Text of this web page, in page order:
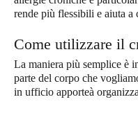
rende più flessibili e aiuta
Come utilizzare il
La maniera più semplice è
parte del corpo che
in ufficio apporteà